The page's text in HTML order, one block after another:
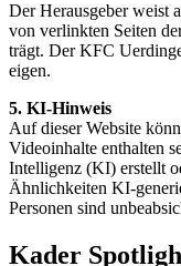
Der Herausgeber weist
von verlinkten Seiten
trägt. Der KFC
eigen.
5. KI-Hinweis
Auf dieser Website
Videoinhalte enthalten
Intelligenz (KI) erstellt
Ähnlichkeiten KI-
Personen sind
Kader